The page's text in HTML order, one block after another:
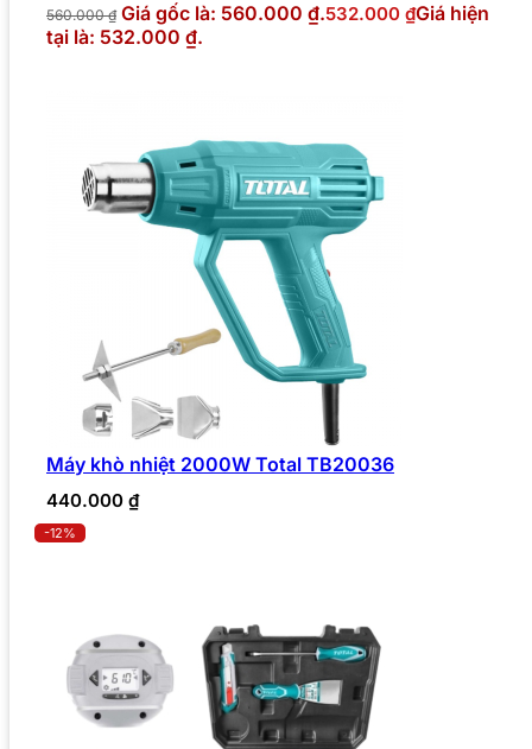
560.000₫ Giá gốc là: 560.000 ₫.532.000 ₫Giá hiện
tại là: 532.000 ₫.
Máy khò nhiệt 2000W Total TB20036
440.000 ₫
-12%